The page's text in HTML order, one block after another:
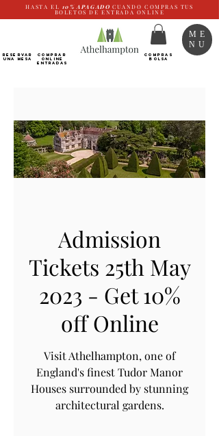
HASTA EL 10% APAGADO CUANDO COMPRAS TUS
BOLETOS DE ENTRADA ONLINE
RESERVAR
UNA MESA
Comprar
ONLINE
Entradas
COMPRAS
BOLSA
ME
NU
Admission
Tickets 25th May
2023 - Get 10%
off Online
Visit Athelhampton, one of
England's finest Tudor Manor
Houses surrounded by stunning
architectural gardens.